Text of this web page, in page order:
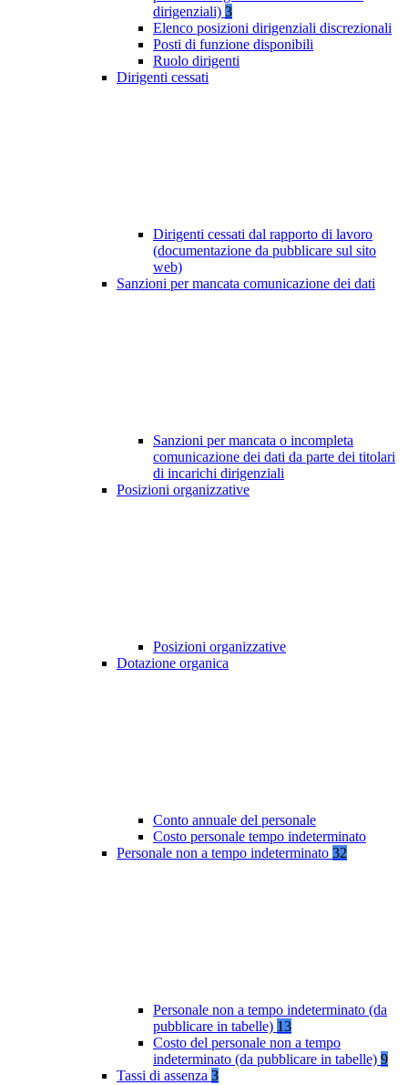
dirigenziali) 3
Elenco posizioni dirigenziali discrezionali
Posti di funzione disponibili
Ruolo dirigenti
Dirigenti cessati
Dirigenti cessati dal rapporto di lavoro
(documentazione da pubblicare sul sito
web)
Sanzioni per mancata comunicazione dei dati
Sanzioni per mancata o incompleta
comunicazione dei dati da parte dei titolari
di incarichi dirigenziali
Posizioni organizzative
Posizioni organizzative
Dotazione organica
Conto annuale del personale
Costo personale tempo indeterminato
Personale non a tempo indeterminato 32
Personale non a tempo indeterminato (da
pubblicare in tabelle) 13
Costo del personale non a tempo
indeterminato (da pubblicare in tabelle) 9
Tassi di assenza 3